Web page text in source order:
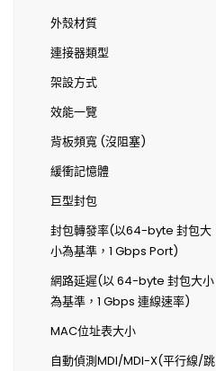
外殼材質
連接器類型
架設方式
效能一覽
背板頻寬 (沒阻塞)
緩衝記憶體
巨型封包
封包轉發率(以64-byte 封包大
小為基準，1 Gbps Port)
網路延遲(以 64-byte 封包大小
為基準，1 Gbps 連線速率)
MAC位址表大小
自動偵測MDI/MDI-X(平行線/跳